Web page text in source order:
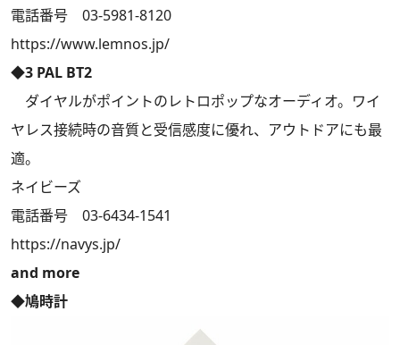
電話番号 03-5981-8120
https://www.lemnos.jp/
◆3 PAL BT2
ダイヤルがポイントのレトロポップなオーディオ。ワイ
ヤレス接続時の音質と受信感度に優れ、アウトドアにも最
適。
ネイビーズ
電話番号 03-6434-1541
https://navys.jp/
and more
◆鳩時計